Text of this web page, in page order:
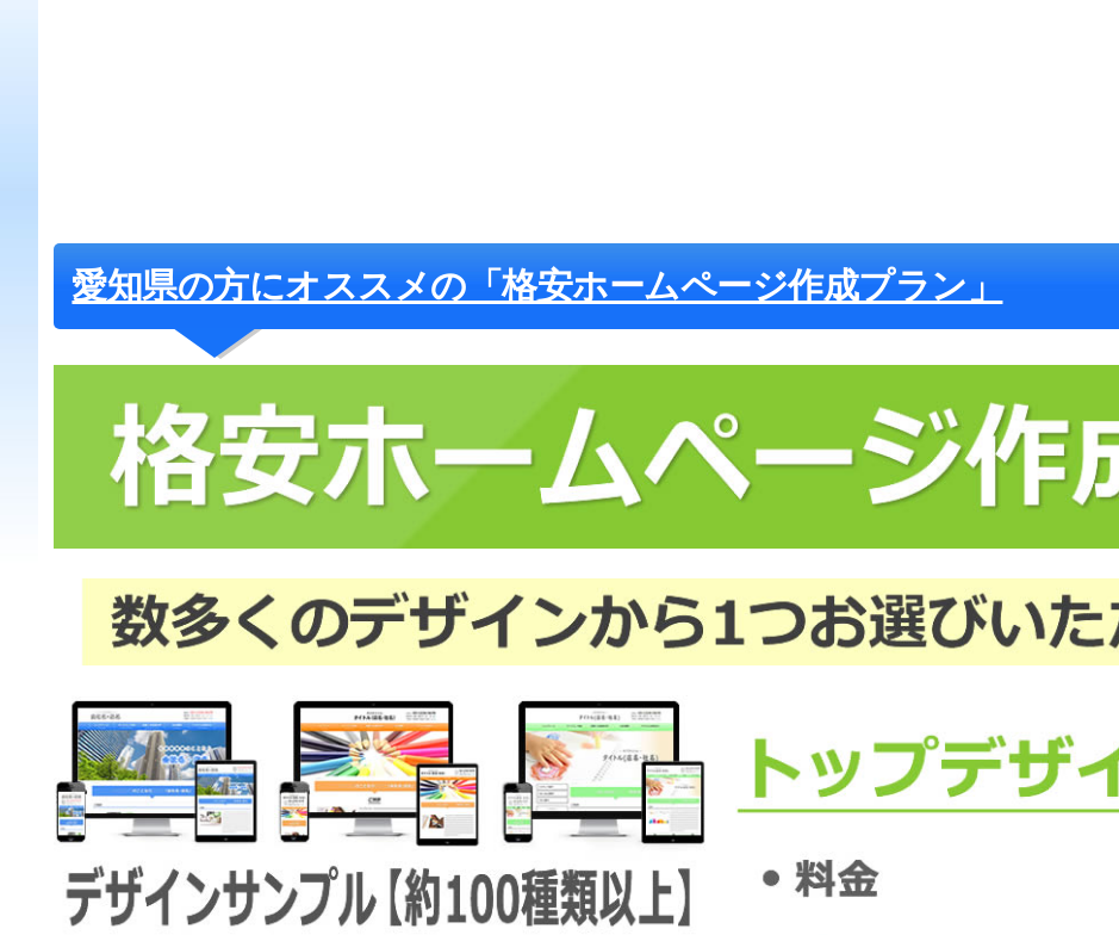
愛知県の方にオススメの「格安ホームページ作成プラン」